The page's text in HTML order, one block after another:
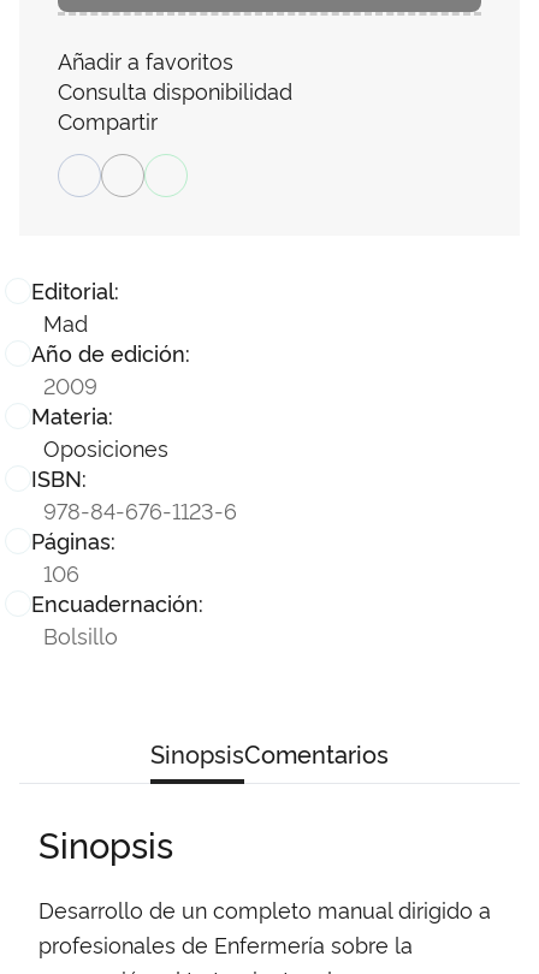
Editorial:
Mad
Año de edición:
2009
Materia:
Oposiciones
ISBN:
978-84-676-1123-6
Páginas:
106
Encuadernación:
Bolsillo
Añadir a favoritos
Consulta disponibilidad
Compartir
SinopsisComentarios
Sinopsis
Desarrollo de un completo manual dirigido a
profesionales de Enfermería sobre la